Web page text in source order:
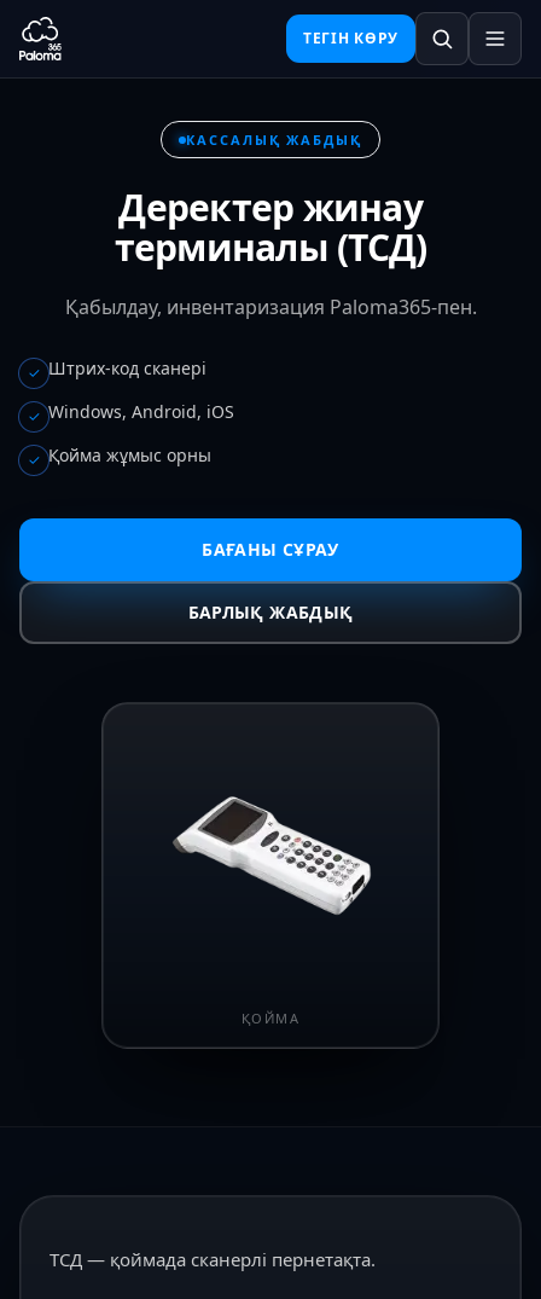
ТЕГІН КӨРУ
КАССАЛЫҚ ЖАБДЫҚ
Деректер жинау
терминалы (ТСД)
Қабылдау, инвентаризация Paloma365-пен.
✓ Штрих-код сканері
✓ Windows, Android, iOS
✓ Қойма жұмыс орны
БАҒАНЫ СҰРАУ
БАРЛЫҚ ЖАБДЫҚ
ҚОЙМА
ТСД — қоймада сканерлі пернетақта.